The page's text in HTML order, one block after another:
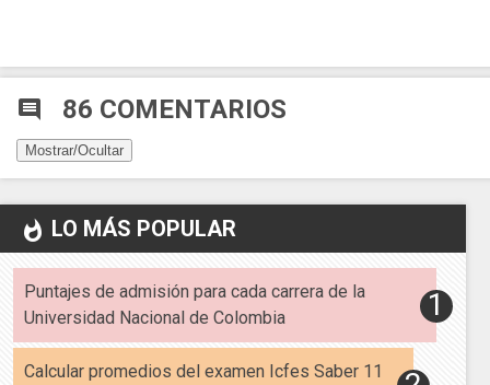
comment 86 COMENTARIOS
Mostrar/Ocultar
whatshot LO MÁS POPULAR
Puntajes de admisión para cada carrera de la
Universidad Nacional de Colombia
Calcular promedios del examen Icfes Saber 11